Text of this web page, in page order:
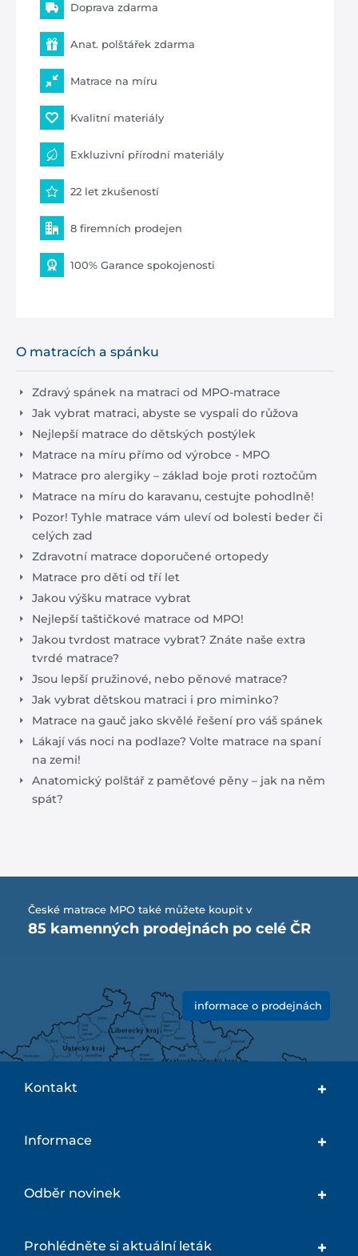
Doprava zdarma
Anat. polštářek zdarma
Matrace na míru
Kvalitní materiály
Exkluzivní přírodní materiály
22 let zkušeností
8 firemních prodejen
100% Garance spokojenosti
O matracích a spánku
Zdravý spánek na matraci od MPO-matrace
Jak vybrat matraci, abyste se vyspali do růžova
Nejlepší matrace do dětských postýlek
Matrace na míru přímo od výrobce - MPO
Matrace pro alergiky – základ boje proti roztočům
Matrace na míru do karavanu, cestujte pohodlně!
Pozor! Tyhle matrace vám uleví od bolesti beder či
celých zad
Zdravotní matrace doporučené ortopedy
Matrace pro děti od tří let
Jakou výšku matrace vybrat
Nejlepší taštičkové matrace od MPO!
Jakou tvrdost matrace vybrat? Znáte naše extra
tvrdé matrace?
Jsou lepší pružinové, nebo pěnové matrace?
Jak vybrat dětskou matraci i pro miminko?
Matrace na gauč jako skvělé řešení pro váš spánek
Lákají vás noci na podlaze? Volte matrace na spaní
na zemi!
Anatomický polštář z paměťové pěny – jak na něm
spát?
České matrace MPO také můžete koupit v
85 kamenných prodejnách po celé ČR
informace o prodejnách
Kontakt
Informace
Odběr novinek
Prohlédněte si aktuální leták